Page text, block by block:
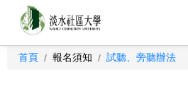
首頁 / 報名須知 / 試聽、旁聽辦法